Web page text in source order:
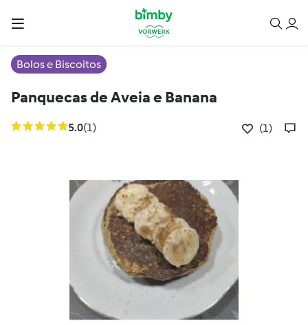
Bolos e Biscoitos
Panquecas de Aveia e Banana
5.0(1) (1)